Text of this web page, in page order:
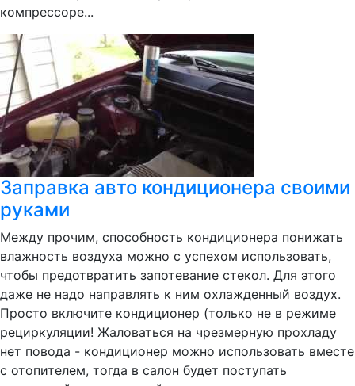
компрессоре...
Заправка авто кондиционера своими
руками
Между прочим, способность кондиционера понижать
влажность воздуха можно с успехом использовать,
чтобы предотвратить запотевание стекол. Для этого
даже не надо направлять к ним охлажденный воздух.
Просто включите кондиционер (только не в режиме
рециркуляции! Жаловаться на чрезмерную прохладу
нет повода - кондиционер можно использовать вместе
с отопителем, тогда в салон будет поступать